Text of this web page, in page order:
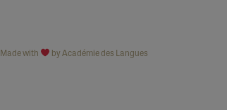
Made with by Académie des Langues